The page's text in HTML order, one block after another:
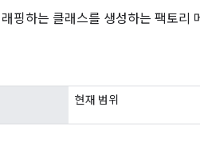
핑하는 클래스를 생성하는 팩토리
현재 범위